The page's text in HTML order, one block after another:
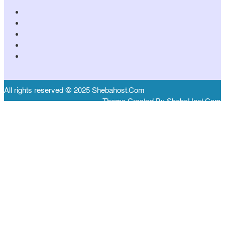
All rights reserved © 2025 Shebahost.Com
Theme Created By ShebaHost.Com